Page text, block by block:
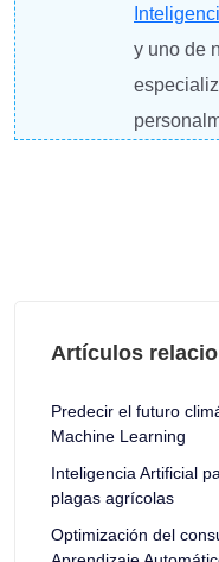
y uno de
Artículos
Predecir el futuro
Machine Learning
Inteligencia Artificial
plagas agrícolas
Optimización del